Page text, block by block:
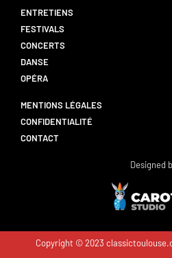
ENTRETIENS
FESTIVALS
CONCERTS
DANSE
OPÉRA
MENTIONS LÉGALES
CONFIDENTIALITÉ
CONTACT
Designed
Copyright © 2023